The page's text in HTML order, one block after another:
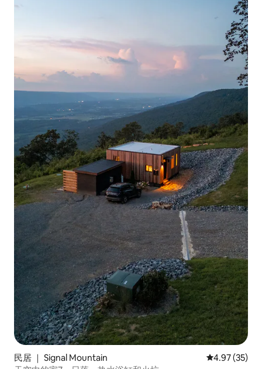
民居 ｜ Signal Mountain 平均评分
4.97 (35)